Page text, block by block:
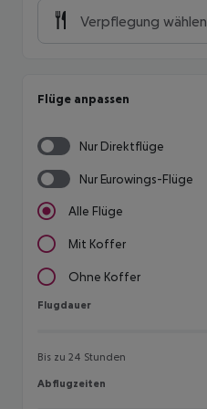
Verpflegung wählen
Flüge anpassen
Nur Direktflüge
Nur Eurowings-Flüge
Alle Flüge
Mit Koffer
Ohne Koffer
Flugdauer
Flugdauer
Bis zu 24 Stunden
Abflugzeiten
Abflugzeiten